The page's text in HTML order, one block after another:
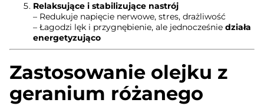
Relaksujące i stabilizujące nastrój
– Redukuje napięcie nerwowe, stres, drażliwość
– Łagodzi lęk i przygnębienie, ale jednocześniedziała
energetyzująco
Zastosowanie olejku z
geranium różanego